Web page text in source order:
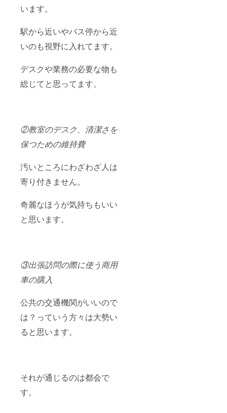
います。
駅から近いやバス停から近
いのも視野に入れてます。
デスクや業務の必要な物も
総じてと思ってます。
②教室のデスク、清潔さを
保つための維持費
汚いところにわざわざ人は
寄り付きません。
奇麗なほうが気持ちもいい
と思います。
③出張訪問の際に使う商用
車の購入
公共の交通機関がいいので
は？っていう方々は大勢い
ると思います。
それが通じるのは都会で
す。